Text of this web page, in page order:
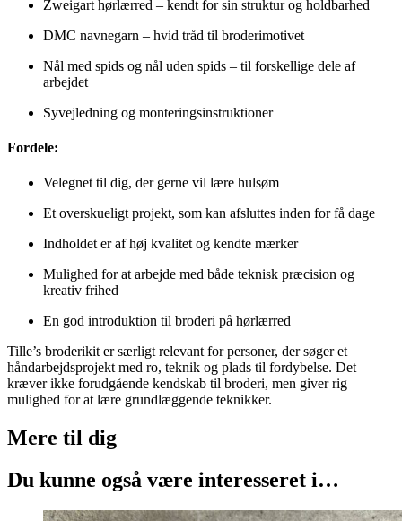
Zweigart hørlærred – kendt for sin struktur og holdbarhed
DMC navnegarn – hvid tråd til broderimotivet
Nål med spids og nål uden spids – til forskellige dele af
arbejdet
Syvejledning og monteringsinstruktioner
Fordele:
Velegnet til dig, der gerne vil lære hulsøm
Et overskueligt projekt, som kan afsluttes inden for få dage
Indholdet er af høj kvalitet og kendte mærker
Mulighed for at arbejde med både teknisk præcision og
kreativ frihed
En god introduktion til broderi på hørlærred
Tille’s broderikit er særligt relevant for personer, der søger et
håndarbejdsprojekt med ro, teknik og plads til fordybelse. Det
kræver ikke forudgående kendskab til broderi, men giver rig
mulighed for at lære grundlæggende teknikker.
Mere til dig
Du kunne også være interesseret i…